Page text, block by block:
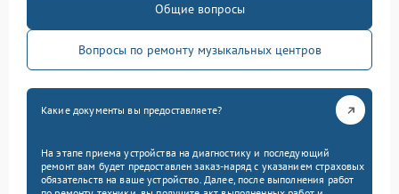
Общие вопросы
Вопросы по ремонту музыкальных центров
Какие документы вы предоставляете?
На этапе приема устройства на диагностику и последующий
ремонт вам будет предоставлен заказ-наряд с указанием страховых
обязательств на ваше устройство. Далее, после выполнения работ